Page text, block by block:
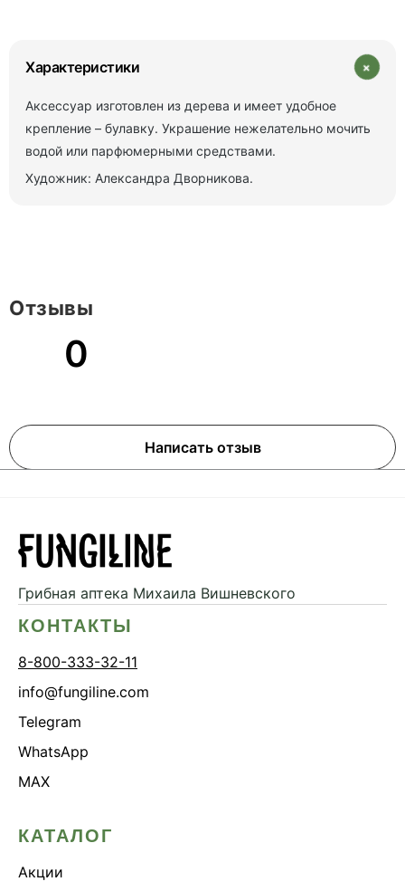
Характеристики +
Аксессуар изготовлен из дерева и имеет удобное
крепление – булавку. Украшение нежелательно мочить
водой или парфюмерными средствами.
Художник: Александра Дворникова.
0
Написать отзыв
Отзывы
Грибная аптека Михаила Вишневского
КОНТАКТЫ
8-800-333-32-11
info@fungiline.com
Telegram
WhatsApp
MAX
КАТАЛОГ
Акции